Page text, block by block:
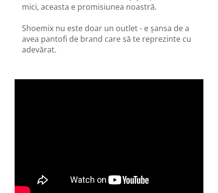
mici, aceasta e promisiunea noastră.
Shoemix nu este doar un outlet - e șansa de a
avea pantofi de brand care să te reprezinte cu
adevărat.